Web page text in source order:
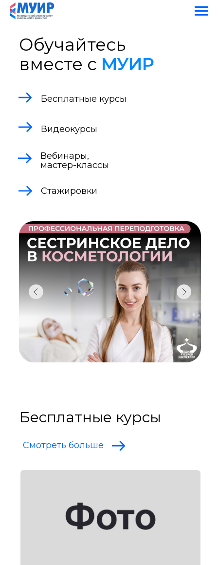
Обучайтесь
вместе с МУИР
Бесплатные курсы
Видеокурсы
Вебинары,
мастер-классы
Стажировки
Бесплатные курсы
Смотреть больше